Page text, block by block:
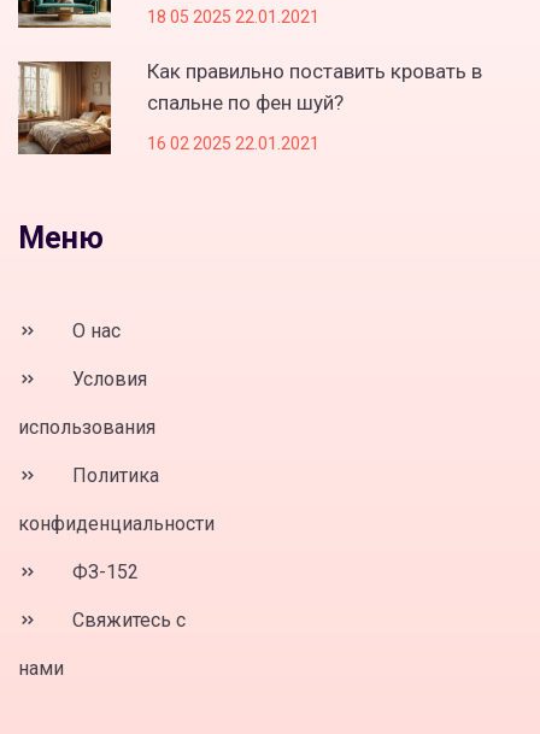
18 05 2025 22.01.2021
Как правильно поставить кровать в
спальне по фен шуй?
16 02 2025 22.01.2021
Меню
О нас
Условия
использования
Политика
конфиденциальности
ФЗ-152
Свяжитесь с
нами